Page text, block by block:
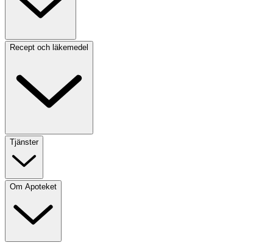
Recept och läkemedel
Tjänster
Om Apoteket